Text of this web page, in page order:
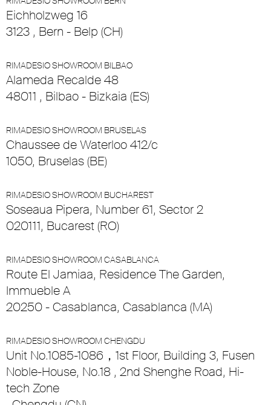
Eichholzweg 16
3123 , Bern - Belp (CH)
RIMADESIO SHOWROOM BILBAO
Alameda Recalde 48
48011 , Bilbao - Bizkaia (ES)
RIMADESIO SHOWROOM BRUSELAS
Chaussee de Waterloo 412/c
1050, Bruselas (BE)
RIMADESIO SHOWROOM BUCHAREST
Soseaua Pipera, Number 61, Sector 2
020111, Bucarest (RO)
RIMADESIO SHOWROOM CASABLANCA
Route El Jamiaa, Residence The Garden,
Immueble A
20250 - Casablanca, Casablanca (MA)
RIMADESIO SHOWROOM CHENGDU
Unit No.1085-1086，1st Floor, Building 3, Fusen
Noble-House, No.18 , 2nd Shenghe Road, Hi-
tech Zone